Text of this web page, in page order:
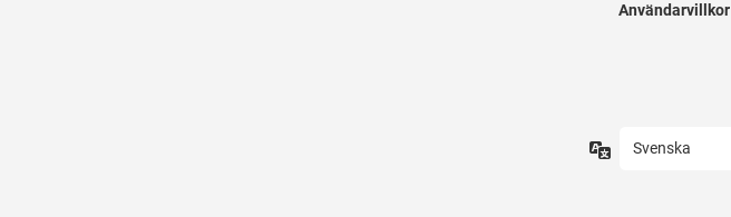
Användarvillkor
Språk